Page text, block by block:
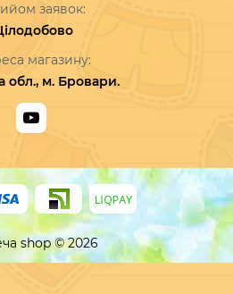
заявок:
магазину:
обл., м. Бровари.
shop © 2026